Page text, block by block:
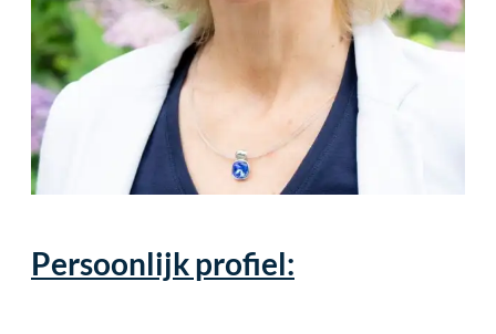
Persoonlijk profiel: